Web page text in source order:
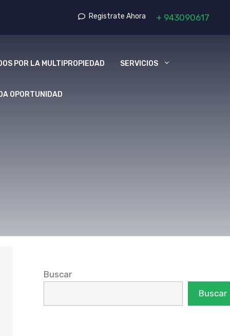
Registrate Ahora + 943090617
POR LA MULTIPROPIEDAD SERVICIOS
OPORTUNIDAD
Buscar
Buscar